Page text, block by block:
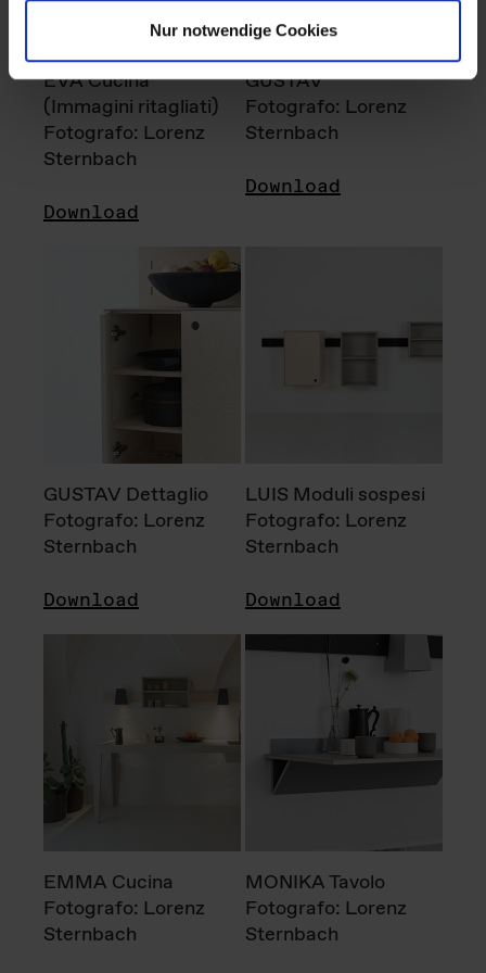
Nur notwendige Cookies
EVA Cucina
(Immagini ritagliati)
Fotografo: Lorenz
Sternbach
Download
GUSTAV
Fotografo: Lorenz
Sternbach
Download
GUSTAV Dettaglio
Fotografo: Lorenz
Sternbach
Download
LUIS Moduli sospesi
Fotografo: Lorenz
Sternbach
Download
EMMA Cucina
Fotografo: Lorenz
Sternbach
MONIKA Tavolo
Fotografo: Lorenz
Sternbach